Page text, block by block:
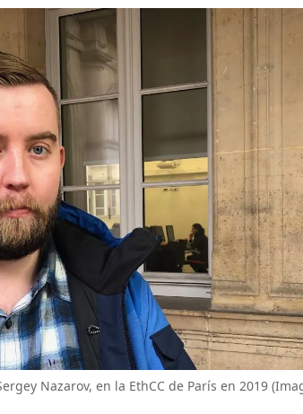
Nazarov, en la EthCC de París en 2019